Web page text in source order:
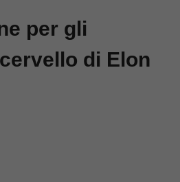
per gli
di Elon